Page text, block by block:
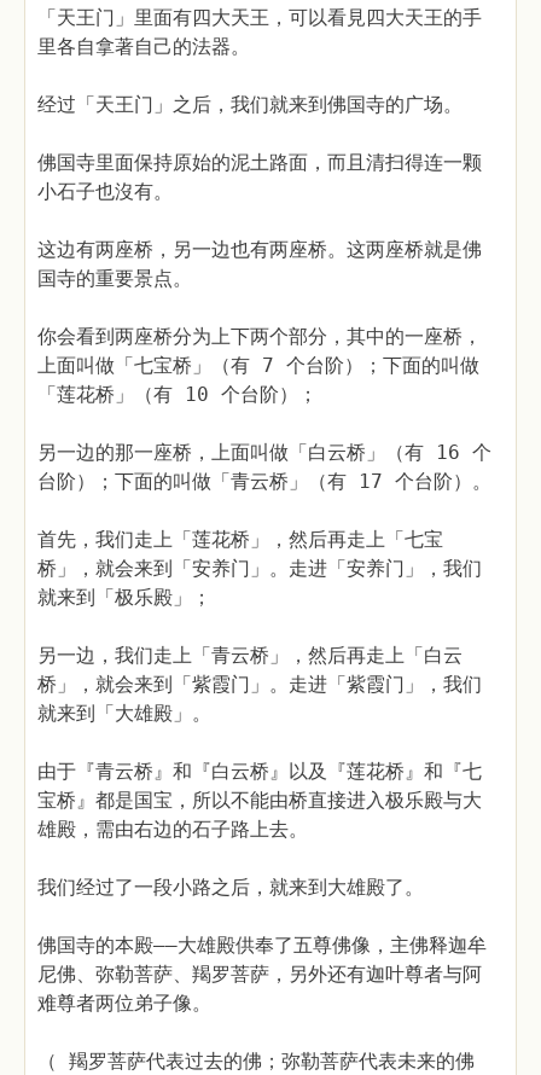
「天王门」里面有四大天王，可以看見四大天王的手
里各自拿著自己的法器。
经过「天王门」之后，我们就来到佛国寺的广场。
佛国寺里面保持原始的泥土路面，而且清扫得连一颗
小石子也沒有。
这边有两座桥，另一边也有两座桥。这两座桥就是佛
国寺的重要景点。
你会看到两座桥分为上下两个部分，其中的一座桥，
上面叫做「七宝桥」（有 7 个台阶）；下面的叫做
「莲花桥」（有 10 个台阶）；
另一边的那一座桥，上面叫做「白云桥」（有 16 个
台阶）；下面的叫做「青云桥」（有 17 个台阶）。
首先，我们走上「莲花桥」，然后再走上「七宝
桥」，就会来到「安养门」。走进「安养门」，我们
就来到「极乐殿」；
另一边，我们走上「青云桥」，然后再走上「白云
桥」，就会来到「紫霞门」。走进「紫霞门」，我们
就来到「大雄殿」。
由于『青云桥』和『白云桥』以及『莲花桥』和『七
宝桥』都是国宝，所以不能由桥直接进入极乐殿与大
雄殿，需由右边的石子路上去。
我们经过了一段小路之后，就来到大雄殿了。
佛国寺的本殿——大雄殿供奉了五尊佛像，主佛释迦牟
尼佛、弥勒菩萨、羯罗菩萨，另外还有迦叶尊者与阿
难尊者两位弟子像。
（ 羯罗菩萨代表过去的佛；弥勒菩萨代表未来的佛